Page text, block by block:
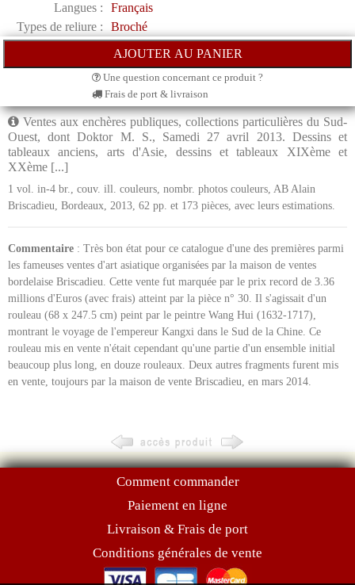
Langues :
Français
Types de reliure :
Broché
Une question concernant ce produit ?
Frais de port & livraison
Ventes aux enchères publiques, collections particulières du Sud-
Ouest, dont Doktor M. S., Samedi 27 avril 2013. Dessins et
tableaux anciens, arts d'Asie, dessins et tableaux XIXème et
XXème [...]
1 vol. in-4 br., couv. ill. couleurs, nombr. photos couleurs, AB Alain
Briscadieu, Bordeaux, 2013, 62 pp. et 173 pièces, avec leurs estimations.
Commentaire : Très bon état pour ce catalogue d'une des premières parmi
les fameuses ventes d'art asiatique organisées par la maison de ventes
bordelaise Briscadieu. Cette vente fut marquée par le prix record de 3.36
millions d'Euros (avec frais) atteint par la pièce n° 30. Il s'agissait d'un
rouleau (68 x 247.5 cm) peint par le peintre Wang Hui (1632-1717),
montrant le voyage de l'empereur Kangxi dans le Sud de la Chine. Ce
rouleau mis en vente n'était cependant qu'une partie d'un ensemble initial
beaucoup plus long, en douze rouleaux. Deux autres fragments furent mis
en vente, toujours par la maison de vente Briscadieu, en mars 2014.
Comment commander
Paiement en ligne
Livraison & Frais de port
Conditions générales de vente